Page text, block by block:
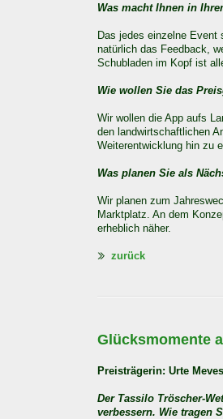
Was macht Ihnen in
Das jedes einzelne Event
natürlich das Feedback,
Schubladen im Kopf ist
Wie wollen Sie das
Wir wollen die App aufs
den landwirtschaftlichen
Weiterentwicklung hin zu
Was planen Sie als
Wir planen zum
Marktplatz. An dem
erheblich näher.
zurück
Glücksmomente
Preisträgerin: Urte Meves
Der Tassilo Tröscher-
verbessern. Wie tragen